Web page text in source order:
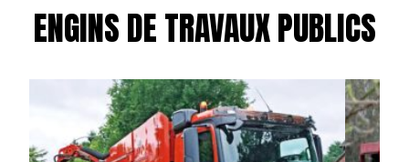
ENGINS DE TRAVAUX PUBLICS